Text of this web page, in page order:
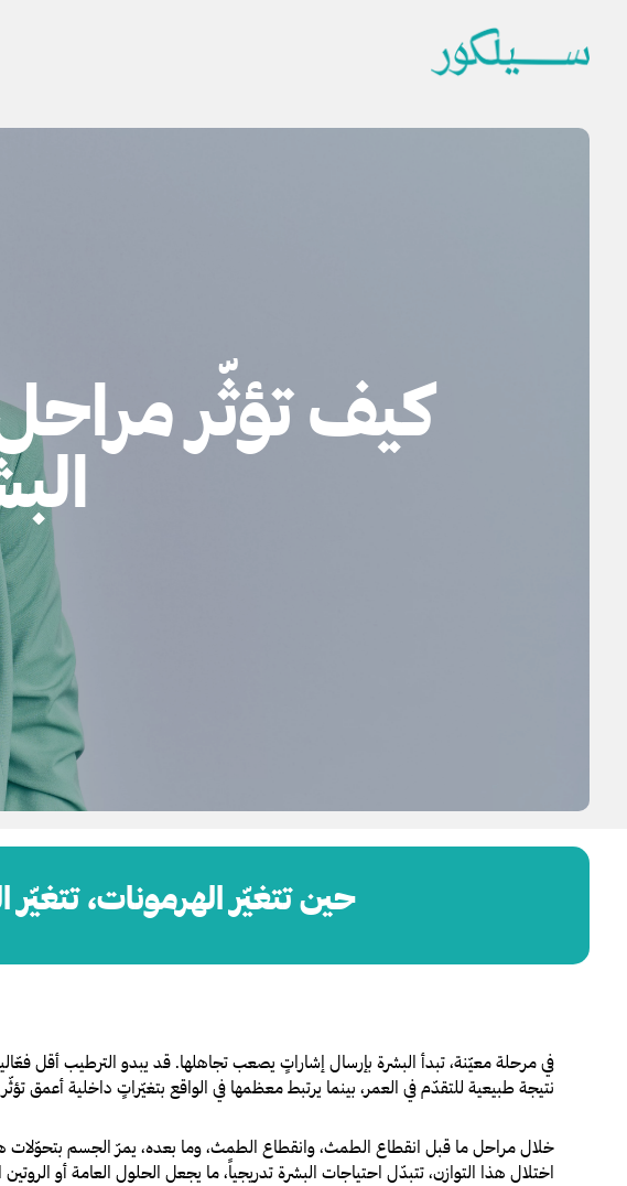
كيف تؤثّر
حين تتغيّر الهرمونات،
في مرحلة معيّنة، تبدأ البشرة بإرسال إشاراتٍ يصعب تجاهلها. قد يبدو الترطيب أقل
نتيجة طبيعية للتقدّم في العمر، بينما يرتبط معظمها في الواقع بتغيّراتٍ داخلية أعمق
خلال مراحل ما قبل انقطاع الطمث، وانقطاع الطمث، وما بعده، يمرّ الجسم بتحوّلات
اختلال هذا التوازن، تتبدّل احتياجات البشرة تدريجياً، ما يجعل الحلول العامة أو الروتين